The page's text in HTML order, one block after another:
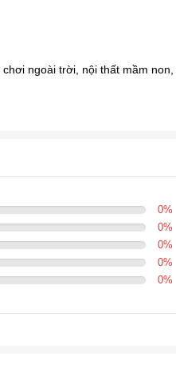
ngoài trời, nội thất mầm non,
0%
0%
0%
0%
0%